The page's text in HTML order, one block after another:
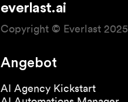
everlast.ai
Copyright © Everlast 2025
Angebot
AI Agency Kickstart